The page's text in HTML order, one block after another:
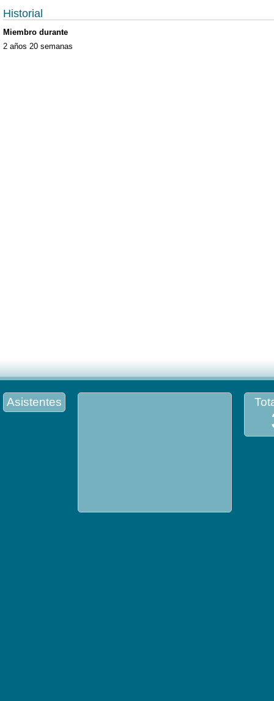
Historial
Miembro durante
2 años 20 semanas
Asistentes